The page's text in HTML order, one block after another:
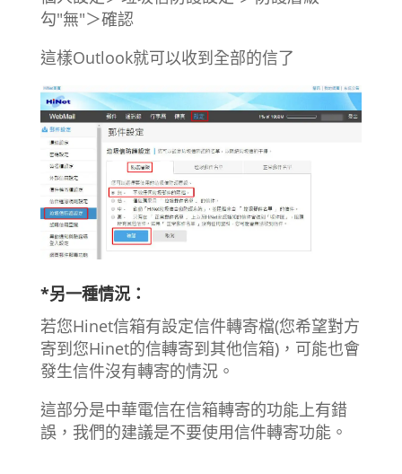
勾"無"＞確認
這樣Outlook就可以收到全部的信了
*另一種情況：
若您Hinet信箱有設定信件轉寄檔(您希望對方
寄到您Hinet的信轉寄到其他信箱)，可能也會
發生信件沒有轉寄的情況。
這部分是中華電信在信箱轉寄的功能上有錯
誤，我們的建議是不要使用信件轉寄功能。